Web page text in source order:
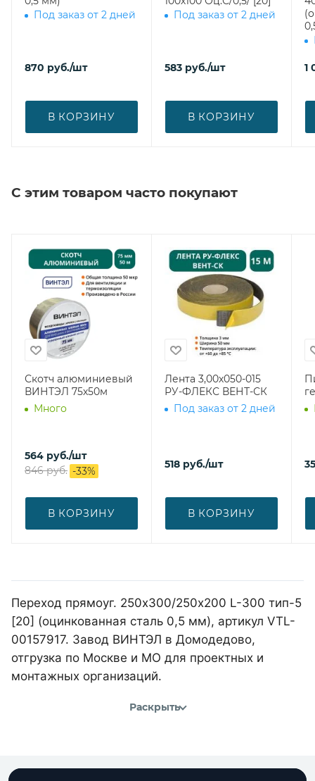
Под заказ от 2 дней
870 руб./шт
В КОРЗИНУ
Под заказ от 2 дней
583 руб./шт
В КОРЗИНУ
1
С этим товаром часто покупают
Скотч алюминиевый
ВИНТЭЛ 75х50м
Много
564 руб./шт
846руб. -33%
В КОРЗИНУ
Лента 3,00х050-015
РУ-ФЛЕКС ВЕНТ-СК
Под заказ от 2 дней
518 руб./шт
В КОРЗИНУ
Переход прямоуг. 250х300/250х200 L-300 тип-5
[20] (оцинкованная сталь 0,5 мм), артикул VTL-
00157917. Завод ВИНТЭЛ в Домодедово,
отгрузка по Москве и МО для проектных и
монтажных организаций.
Раскрыть